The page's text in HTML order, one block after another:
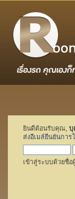
ยินดีต้อนรับคุณ,บุ
ส่งอีเมล์ยืนยันการ
เข้าสู่ระบบด้วยชื่อ